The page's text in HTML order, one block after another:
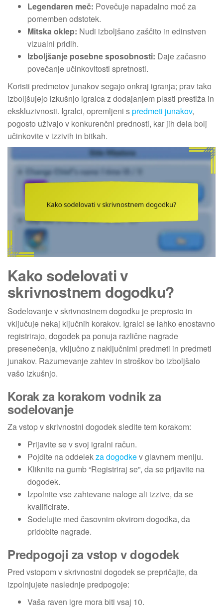
Legendaren meč: Povečuje napadalno moč za
pomemben odstotek.
Mitska oklep: Nudi izboljšano zaščito in edinstven
vizualni pridih.
Izboljšanje posebne sposobnosti: Daje začasno
povečanje učinkovitosti spretnosti.
Koristi predmetov junakov segajo onkraj igranja; prav tako
izboljšujejo izkušnjo igralca z dodajanjem plasti prestiža in
ekskluzivnosti. Igralci, opremljeni spredmeti junakov,
pogosto uživajo v konkurenčni prednosti, kar jih dela bolj
učinkovite v izzivih in bitkah.
Kako sodelovati v
skrivnostnem dogodku?
Sodelovanje v skrivnostnem dogodku je preprosto in
vključuje nekaj ključnih korakov. Igralci se lahko enostavno
registrirajo, dogodek pa ponuja različne nagrade
presenečenja, vključno z naključnimi predmeti in predmeti
junakov. Razumevanje zahtev in stroškov bo izboljšalo
vašo izkušnjo.
Korak za korakom vodnik za
sodelovanje
Za vstop v skrivnostni dogodek sledite tem korakom:
Prijavite se v svoj igralni račun.
Pojdite na oddelekza dogodkev glavnem meniju.
Kliknite na gumb “Registriraj se”, da se prijavite na
dogodek.
Izpolnite vse zahtevane naloge ali izzive, da se
kvalificirate.
Sodelujte med časovnim okvirom dogodka, da
pridobite nagrade.
Predpogoji za vstop v dogodek
Pred vstopom v skrivnostni dogodek se prepričajte, da
izpolnjujete naslednje predpogoje:
Vaša raven igre mora biti vsaj 10.